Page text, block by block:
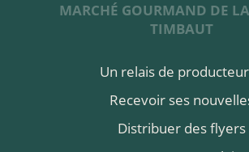
MARCHÉ GOURMAND DE
TIMBAUT
Un relais de
Recevoir ses
Distribuer des flyers